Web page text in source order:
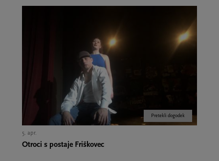
Pretekli dogodek
5. apr.
Otroci s postaje Friškovec